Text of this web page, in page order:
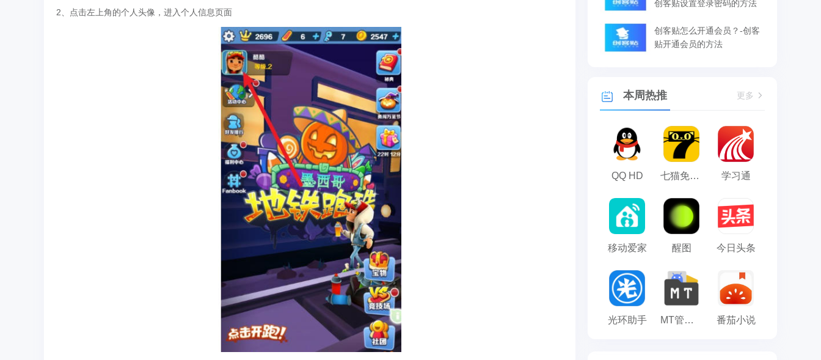
2、点击左上角的个人头像，进入个人信息页面
创客贴设置登录密码的方法
创客贴怎么开通会员？-创客
贴开通会员的方法
本周热推 更多
QQ HD 七猫免费小说 学习通
移动爱家 醒图 今日头条
光环助手 MT管理器 番茄小说